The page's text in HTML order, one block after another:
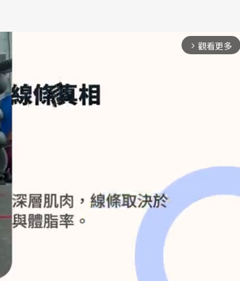
arrow_forward_ios 觀看更多